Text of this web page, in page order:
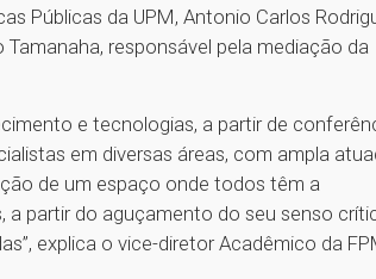
Públicas da UPM, Antonio Carlos
responsável pela mediação da
e tecnologias, a partir de
em diversas áreas, com ampla
de um espaço onde todos têm a
a partir do aguçamento do seu senso
explica o vice-diretor Acadêmico da